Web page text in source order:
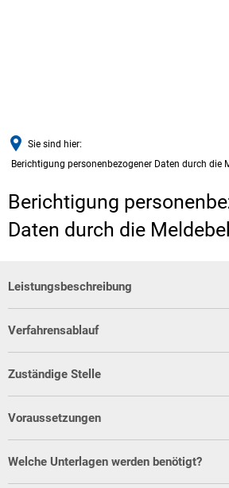
Sie sind hier:
Berichtigung personenbezogener Daten durch die
Berichtigung
Daten durch die
Leistungsbeschreibung
Verfahrensablauf
Zuständige Stelle
Voraussetzungen
Welche Unterlagen werden benötigt?